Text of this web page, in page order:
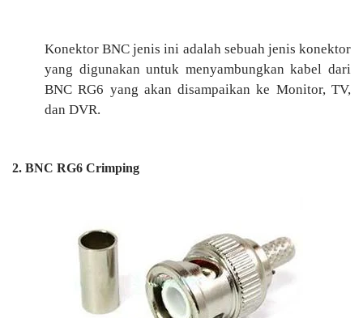
Konektor BNC jenis ini adalah sebuah jenis konektor
yang digunakan untuk menyambungkan kabel dari
BNC RG6 yang akan disampaikan ke Monitor, TV,
dan DVR.
2. BNC RG6 Crimping